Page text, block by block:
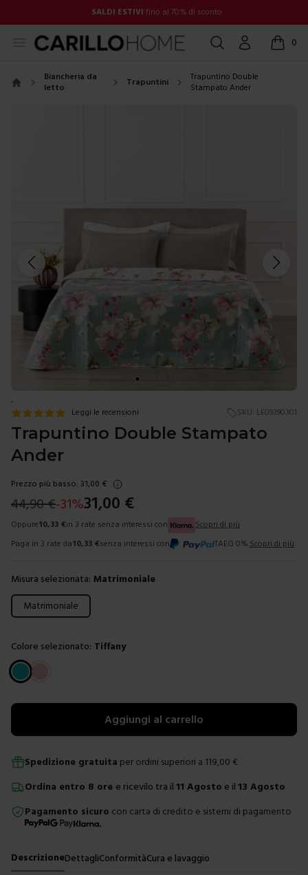
SALDI ESTIVI fino al 70% di sconto
Open menu Cerca Account 0
items
Biancheria da
letto
Trapuntini
Trapuntino Double
Stampato Ander
.
Leggi le recensioni SKU: LE09390301
Trapuntino Double Stampato
Ander
Prezzo più basso: 31,00 €
44,90€-31%31,00 €
Oppure10,33 €in 3 rate senza interessi con
Scopri di più
Paga in 3 rate da10,33 €senza interessi con TAEG 0%. Scopri di più
Misura selezionata: Matrimoniale
Scegli una misura
Matrimoniale
Colore selezionato: Tiffany
Scegli un colore
Aggiungi al carrello
Spedizione gratuita per ordini superiori a 119,00 €
Ordina entro 8 ore e ricevilo tra il 11 Agosto e il 13 Agosto
Pagamento sicuro con carta di credito e sistemi di pagamento
DescrizioneDettagliConformitàCura e lavaggio